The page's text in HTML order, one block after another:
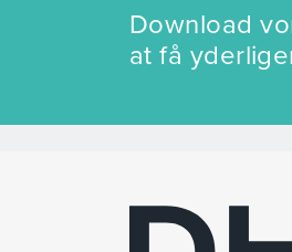
Download
at få